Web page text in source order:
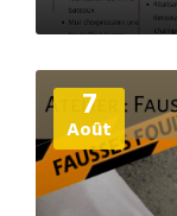
7
Août
Plus
d'informations